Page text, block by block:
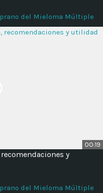
del Mieloma Múltiple
00:19
y
del Mieloma Múltiple